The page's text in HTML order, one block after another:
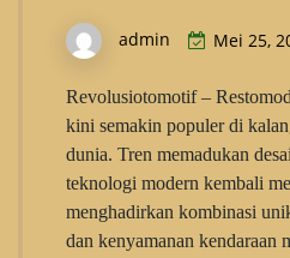
admin Mei 25,
Revolusiotomotif –
kini semakin populer di
dunia. Tren memadukan
teknologi modern kembali
menghadirkan kombinasi
dan kenyamanan kendaraan